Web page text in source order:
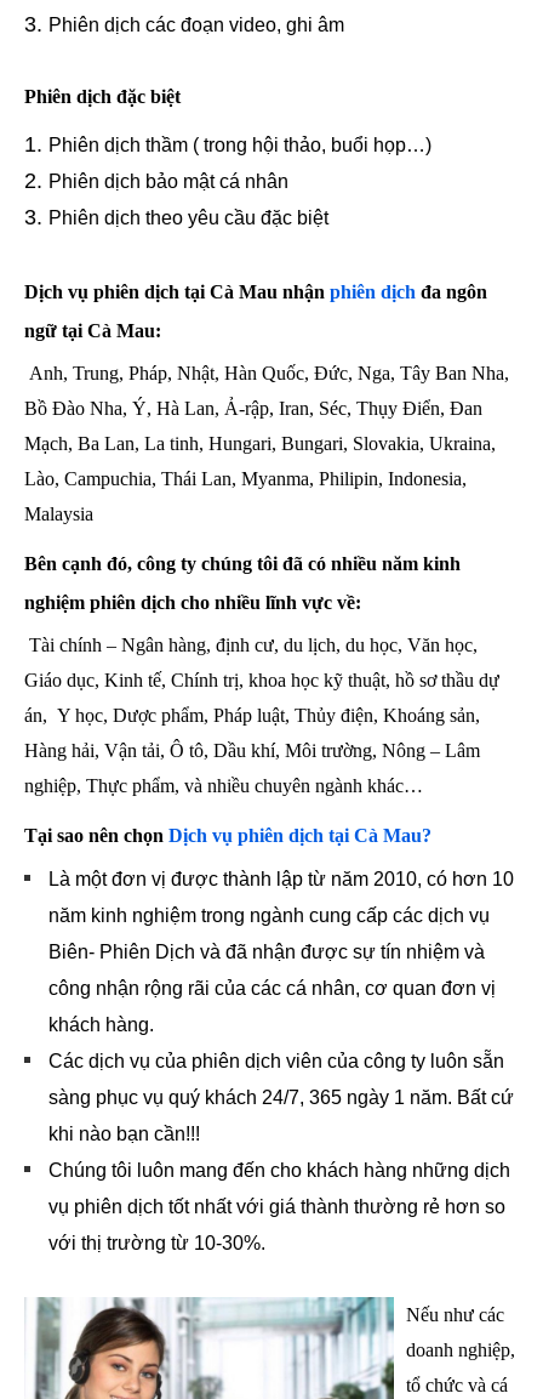
Phiên dịch các đoạn video, ghi âm
Phiên dịch đặc biệt
Phiên dịch thầm ( trong hội thảo, buổi họp…)
Phiên dịch bảo mật cá nhân
Phiên dịch theo yêu cầu đặc biệt
Dịch vụ phiên dịch tại Cà Mau nhận phiên dịch đa ngôn
ngữ tại Cà Mau:
Anh, Trung, Pháp, Nhật, Hàn Quốc, Đức, Nga, Tây Ban Nha,
Bồ Đào Nha, Ý, Hà Lan, Ả-rập, Iran, Séc, Thụy Điển, Đan
Mạch, Ba Lan, La tinh, Hungari, Bungari, Slovakia, Ukraina,
Lào, Campuchia, Thái Lan, Myanma, Philipin, Indonesia,
Malaysia
Bên cạnh đó, công ty chúng tôi đã có nhiều năm kinh
nghiệm phiên dịch cho nhiều lĩnh vực về:
Tài chính – Ngân hàng, định cư, du lịch, du học, Văn học,
Giáo dục, Kinh tế, Chính trị, khoa học kỹ thuật, hồ sơ thầu dự
án, Y học, Dược phẩm, Pháp luật, Thủy điện, Khoáng sản,
Hàng hải, Vận tải, Ô tô, Dầu khí, Môi trường, Nông – Lâm
nghiệp, Thực phẩm, và nhiều chuyên ngành khác…
Tại sao nên chọn Dịch vụ phiên dịch tại Cà Mau?
Là một đơn vị được thành lập từ năm 2010, có hơn 10
năm kinh nghiệm trong ngành cung cấp các dịch vụ
Biên- Phiên Dịch và đã nhận được sự tín nhiệm và
công nhận rộng rãi của các cá nhân, cơ quan đơn vị
khách hàng.
Các dịch vụ của phiên dịch viên của công ty luôn sẵn
sàng phục vụ quý khách 24/7, 365 ngày 1 năm. Bất cứ
khi nào bạn cần!!!
Chúng tôi luôn mang đến cho khách hàng những dịch
vụ phiên dịch tốt nhất với giá thành thường rẻ hơn so
với thị trường từ 10-30%.
Nếu như các
doanh nghiệp,
tổ chức và cá